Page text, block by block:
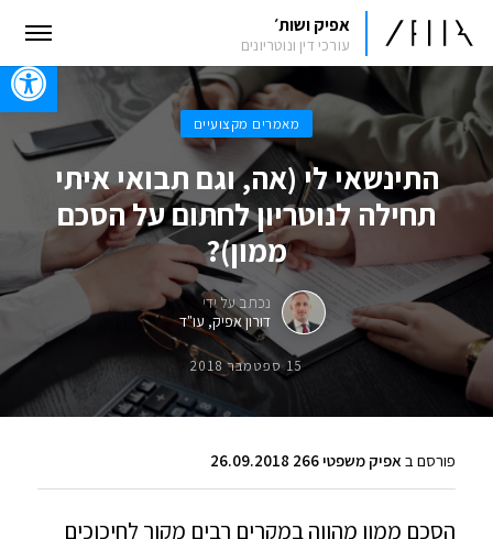
אפיק ושות׳
עורכי דין ונוטריונים
מאמרים מקצועיים
התינשאי לי (אה, וגם תבואי איתי
תחילה לנוטריון לחתום על הסכם
ממון)?
נכתב על ידי
דורון אפיק, עו"ד
15 ספטמבר 2018
פורסם ב אפיק משפטי 266 26.09.2018
הסכם ממון מהווה במקרים רבים מקור לחיכוכים